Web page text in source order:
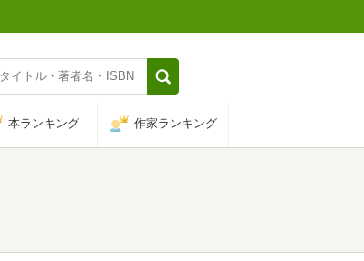
本ランキング 作家ランキング